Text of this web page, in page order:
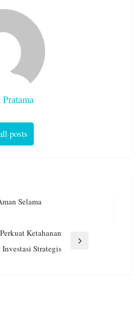
posts
Selama
Ketahanan
Investasi Strategis